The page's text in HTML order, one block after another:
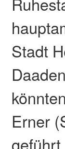
Stadt
Erner
geführt.